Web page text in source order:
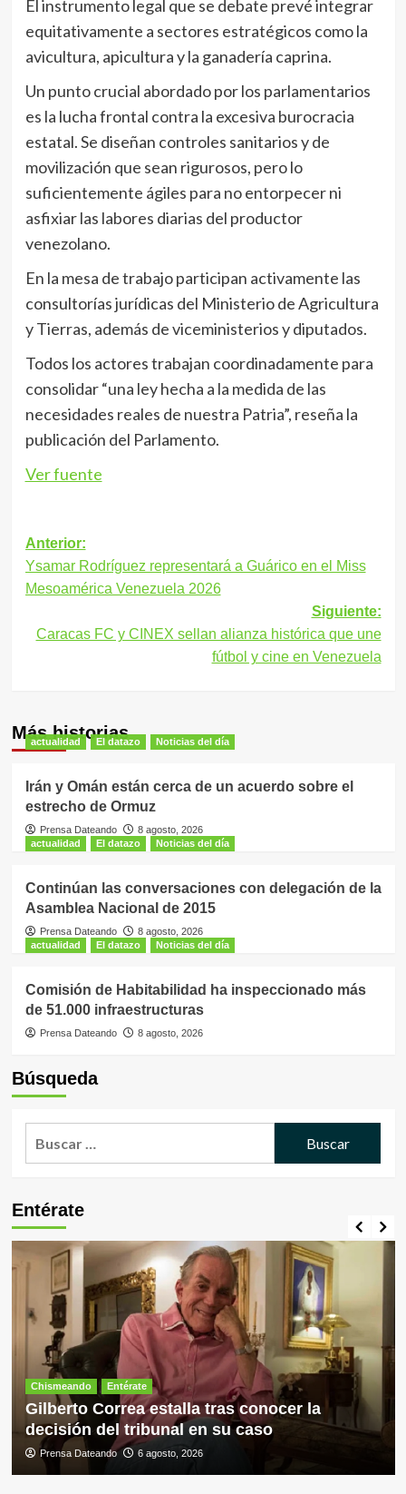
El instrumento legal que se debate prevé integrar
equitativamente a sectores estratégicos como la
avicultura, apicultura y la ganadería caprina.
Un punto crucial abordado por los parlamentarios
es la lucha frontal contra la excesiva burocracia
estatal. Se diseñan controles sanitarios y de
movilización que sean rigurosos, pero lo
suficientemente ágiles para no entorpecer ni
asfixiar las labores diarias del productor
venezolano.
En la mesa de trabajo participan activamente las
consultorías jurídicas del Ministerio de Agricultura
y Tierras, además de viceministerios y diputados.
Todos los actores trabajan coordinadamente para
consolidar “una ley hecha a la medida de las
necesidades reales de nuestra Patria”, reseña la
publicación del Parlamento.
Ver fuente
Navegación
de
entradas
Anterior:
Ysamar Rodríguez representará a Guárico en el Miss
Mesoamérica Venezuela 2026
Siguiente:
Caracas FC y CINEX sellan alianza histórica que une
fútbol y cine en Venezuela
Más historias
actualidad El datazo Noticias del día
Irán y Omán están cerca de un acuerdo sobre el
estrecho de Ormuz
Prensa Dateando
8 agosto, 2026
actualidad
El datazo Noticias del día
Continúan las conversaciones con delegación de la
Asamblea Nacional de 2015
Prensa Dateando
8 agosto, 2026
actualidad
El datazo Noticias del día
Comisión de Habitabilidad ha inspeccionado más
de 51.000 infraestructuras
Prensa Dateando 8 agosto, 2026
Búsqueda
Entérate
Chismeando Entérate
Gilberto Correa estalla tras conocer la
decisión del tribunal en su caso
Prensa Dateando 6 agosto, 2026